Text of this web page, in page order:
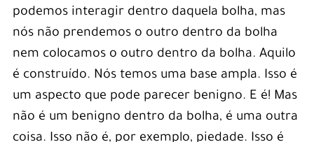
podemos interagir dentro daquela bolha, mas
nós não prendemos o outro dentro da bolha
nem colocamos o outro dentro da bolha. Aquilo
é construído. Nós temos uma base ampla. Isso é
um aspecto que pode parecer benigno. E é! Mas
não é um benigno dentro da bolha, é uma outra
coisa. Isso não é, por exemplo, piedade. Isso é